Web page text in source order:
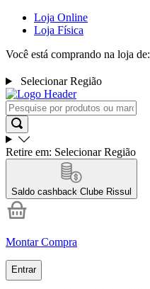
Loja Online
Loja Física
Você está comprando na loja de:
Selecionar Região
Retire em: Selecionar Região
Saldo cashback Clube Rissul
Montar Compra
Entrar